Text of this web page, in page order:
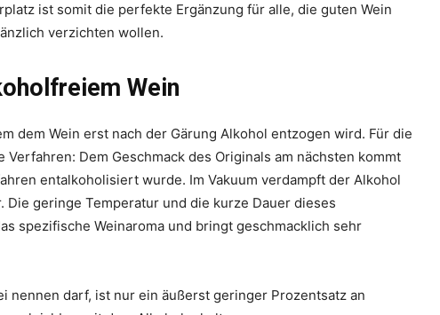
ist somit die perfekte Ergänzung für alle, die guten Wein
verzichten wollen.
Wein
dem Wein erst nach der Gärung Alkohol entzogen wird. Für die
Dem Geschmack des Originals am nächsten kommt
entalkoholisiert wurde. Im Vakuum verdampft der Alkohol
geringe Temperatur und die kurze Dauer dieses
spezifische Weinaroma und bringt geschmacklich sehr
nennen darf, ist nur ein äußerst geringer Prozentsatz an